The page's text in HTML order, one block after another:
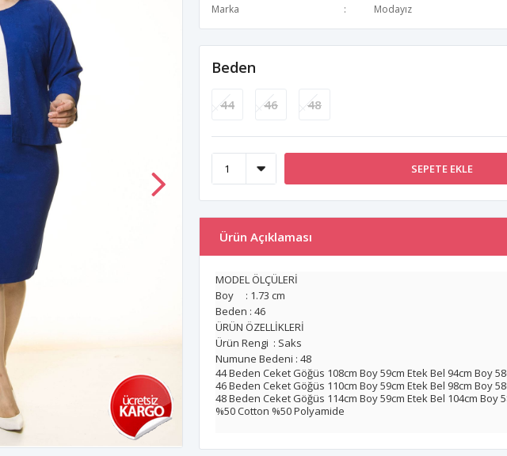
Marka Modayız
Beden
44 46 48
SEPETE EKLE
Ürün Açıklaması
MODEL ÖLÇÜLERİ
Boy : 1.73 cm
Beden : 46
ÜRÜN ÖZELLİKLERİ
Ürün Rengi : Saks
Numune Bedeni : 48
44 Beden Ceket Göğüs 108cm Boy 59cm Etek Bel 94cm Boy
46 Beden Ceket Göğüs 110cm Boy 59cm Etek Bel 98cm Boy
48 Beden Ceket Göğüs 114cm Boy 59cm Etek Bel 104cm Boy
%50 Cotton %50 Polyamide